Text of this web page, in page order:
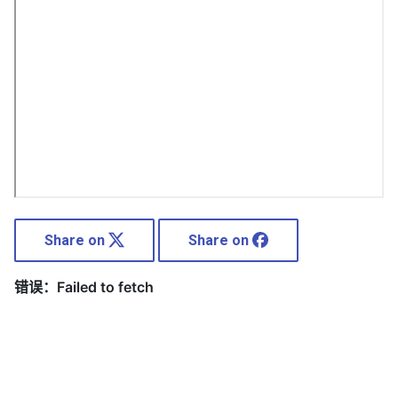
Share on Share on